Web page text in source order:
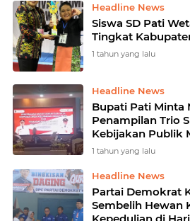
Headline News
Siswa SD Pati
Tingkat
1 tahun yang lalu
Headline News
Bupati Pati Minta
Penampilan Trio
Kebijakan Publik
1 tahun yang lalu
Headline News
Partai Demokrat
Sembelih Hewan